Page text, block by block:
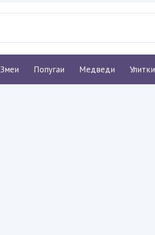
Змеи Попугаи Медведи Улитки